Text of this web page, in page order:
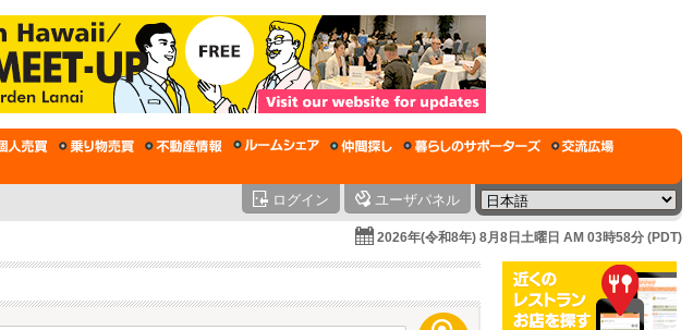
ログイン ユーザパネル
2026年(令和8年) 8月8日土曜日 AM 03時58分 (PDT)